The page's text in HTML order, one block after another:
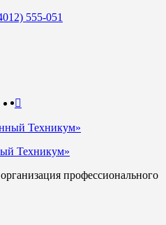
555-051
Техникум»
профессионального